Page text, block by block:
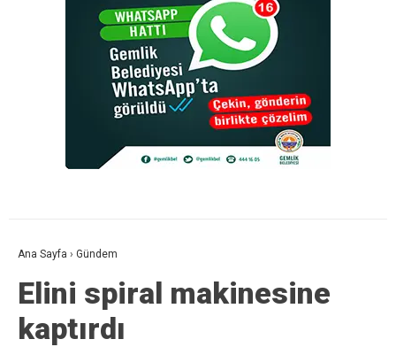
Ana Sayfa › Gündem
Elini spiral makinesine
kaptırdı